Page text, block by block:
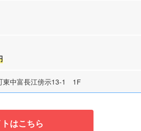
東中富長江傍示13-1 1F
はこちら